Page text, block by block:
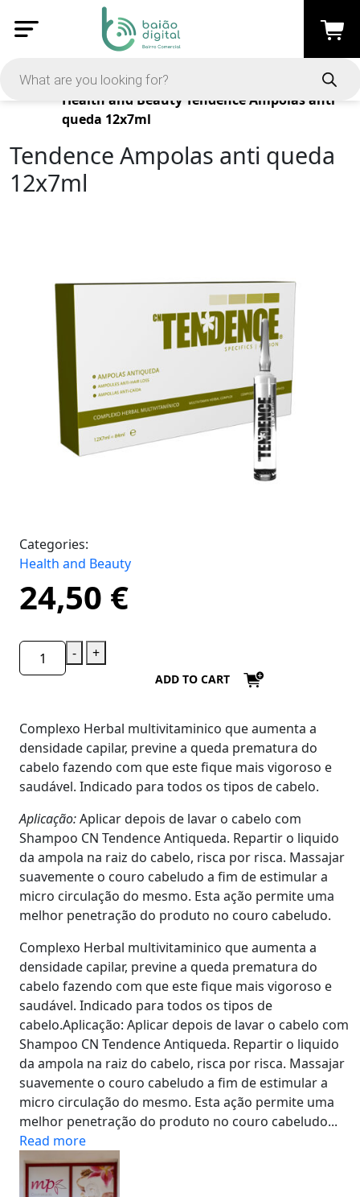
Products
Health and Beauty Tendence Ampolas anti
queda 12x7ml
Tendence Ampolas anti queda
12x7ml
Categories:
Health and Beauty
24,50 €
- +
ADD TO CART
Complexo Herbal multivitaminico que aumenta a
densidade capilar, previne a queda prematura do
cabelo fazendo com que este fique mais vigoroso e
saudável. Indicado para todos os tipos de cabelo.
Aplicação:Aplicar depois de lavar o cabelo com
Shampoo CN Tendence Antiqueda. Repartir o liquido
da ampola na raiz do cabelo, risca por risca. Massajar
suavemente o couro cabeludo a fim de estimular a
micro circulação do mesmo. Esta ação permite uma
melhor penetração do produto no couro cabeludo.
​Complexo Herbal multivitaminico que aumenta a
densidade capilar, previne a queda prematura do
cabelo fazendo com que este fique mais vigoroso e
saudável. Indicado para todos os tipos de
cabelo.Aplicação: Aplicar depois de lavar o cabelo com
Shampoo CN Tendence Antiqueda. Repartir o liquido
da ampola na raiz do cabelo, risca por risca. Massajar
suavemente o couro cabeludo a fim de estimular a
micro circulação do mesmo. Esta ação permite uma
melhor penetração do produto no couro cabeludo...
Read more